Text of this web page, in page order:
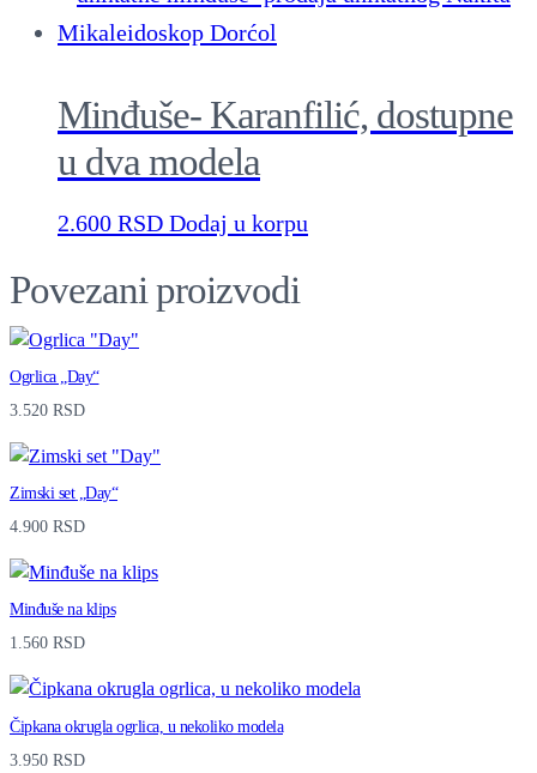
y
Minđuše- Karanfilić, dostupne
u dva modela
2.600 RSD Dodaj u korpu
Povezani proizvodi
Ogrlica „Day“
3.520 RSD
Zimski set „Day“
4.900 RSD
Minđuše na klips
1.560 RSD
Čipkana okrugla ogrlica, u nekoliko modela
3.950 RSD